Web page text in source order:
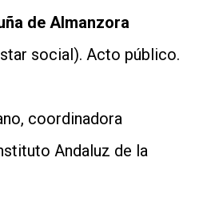
de Almanzora
social). Acto público.
coordinadora
Andaluz de la